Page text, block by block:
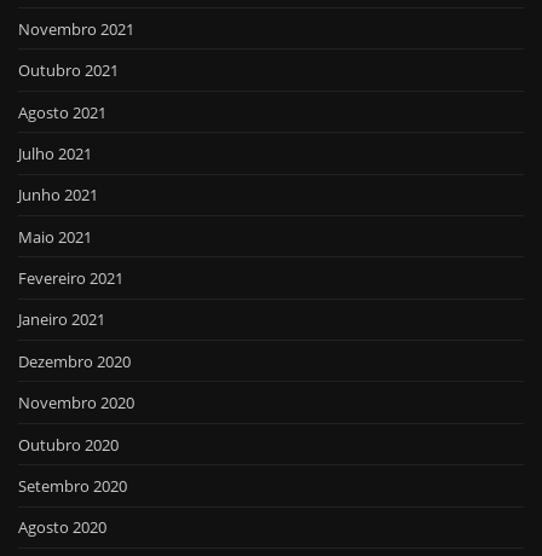
Novembro 2021
Outubro 2021
Agosto 2021
Julho 2021
Junho 2021
Maio 2021
Fevereiro 2021
Janeiro 2021
Dezembro 2020
Novembro 2020
Outubro 2020
Setembro 2020
Agosto 2020